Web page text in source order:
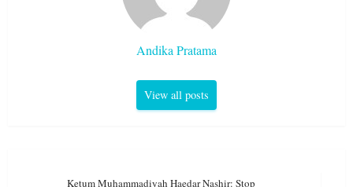
Andika Pratama
View all posts
Ketum Muhammadiyah Haedar Nashir: Stop